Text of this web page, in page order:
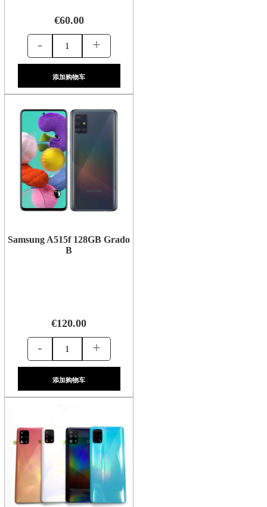
€60.00
- +
添加购物车
Samsung A515f 128GB Grado
B
€120.00
- +
添加购物车